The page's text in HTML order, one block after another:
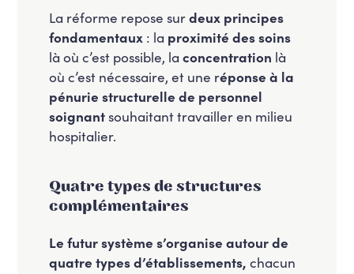
La réforme repose surdeux principes
fondamentaux : la proximité des soins
là où c’est possible, laconcentration là
où c’est nécessaire, et une réponse à la
pénurie structurelle de personnel
soignantsouhaitant travailler en milieu
hospitalier.
Quatre types de structures
complémentaires
Le futur système s’organise autour de
quatre types d’établissements, chacun